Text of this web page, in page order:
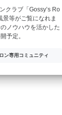
クラブ「Gossy’s Ro
等がご覧になれま
ノウハウを活かした
予定。
ン専用コミュニティ